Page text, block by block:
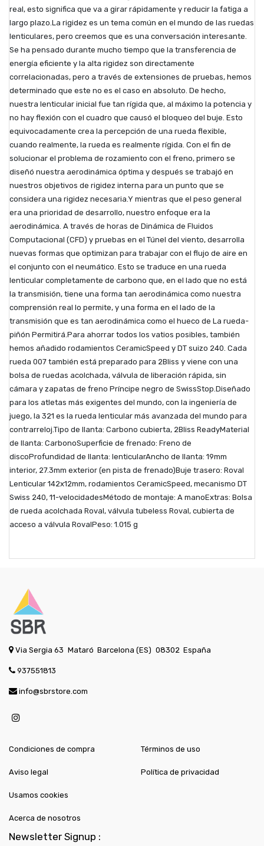
real, esto significa que va a girar rápidamente y reducir la fatiga a
largo plazo.La rigidez es un tema común en el mundo de las ruedas
lenticulares, pero creemos que es una conversación interesante.
Se ha pensado durante mucho tiempo que la transferencia de
energía eficiente y la alta rigidez son directamente
correlacionadas, pero a través de extensiones de pruebas, hemos
determinado que este no es el caso en absoluto. De hecho,
nuestra lenticular inicial fue tan rígida que, al máximo la potencia y
no hay flexión con el cuadro que causó el bloqueo del buje. Esto
equivocadamente crea la percepción de una rueda flexible,
cuando realmente, la rueda es realmente rígida. Con el fin de
solucionar el problema de rozamiento con el freno, primero se
diseñó nuestra aerodinámica óptima y después se trabajó en
nuestros objetivos de rigidez interna para un punto que se
considera una rigidez necesaria.Y mientras que el peso general
era una prioridad de desarrollo, nuestro enfoque era la
aerodinámica. A través de horas de Dinámica de Fluidos
Computacional (CFD) y pruebas en el Túnel del viento, desarrolla
nuevas formas que optimizan para trabajar con el flujo de aire en
el conjunto con el neumático. Esto se traduce en una rueda
lenticular completamente de carbono que, en el lado que no está
la transmisión, tiene una forma tan aerodinámica como nuestra
comprensión real lo permite, y una forma en el lado de la
transmisión que es tan aerodinámica como el hueco de La rueda-
piñón Permitirá.Para ahorrar todos los vatios posibles, también
hemos añadido rodamientos CeramicSpeed ​​y DT suizo 240. Cada
rueda 007 también está preparado para 2Bliss y viene con una
bolsa de ruedas acolchada, válvula de liberación rápida, sin
cámara y zapatas de freno Príncipe negro de SwissStop.Diseñado
para los atletas más exigentes del mundo, con la ingeniería de
juego, la 321 es la rueda lenticular más avanzada del mundo para
contrarreloj.Tipo de llanta: Carbono cubierta, 2Bliss ReadyMaterial
de llanta: CarbonoSuperficie de frenado: Freno de
discoProfundidad de llanta: lenticularAncho de llanta: 19mm
interior, 27.3mm exterior (en pista de frenado)Buje trasero: Roval
Lenticular 142x12mm, rodamientos CeramicSpeed, mecanismo DT
Swiss 240, 11-velocidadesMétodo de montaje: A manoExtras: Bolsa
de rueda acolchada Roval, válvula tubeless Roval, cubierta de
acceso a válvula RovalPeso: 1.015 g
Via Sergia 63 Mataró Barcelona (ES) 08302 España
937551813
info@sbrstore.com
Condiciones de compra
Aviso legal
Términos de uso
Política de privacidad
Usamos cookies
Acerca de nosotros
Newsletter Signup :